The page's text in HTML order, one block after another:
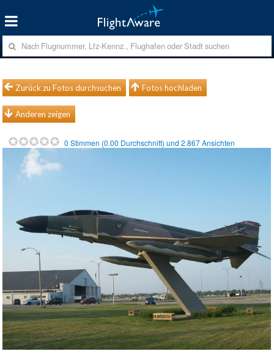
Zurück zu Fotos durchsuchen Fotos hochladen
Anderen zeigen
0 Stimmen (0.00 Durchschnitt) und2.867Ansichten